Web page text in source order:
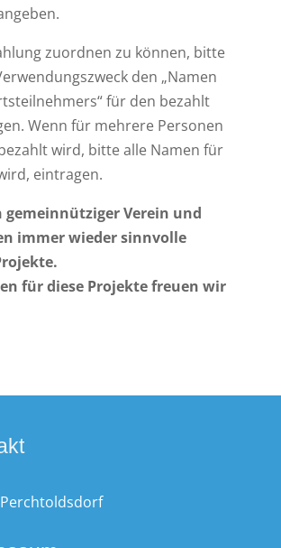
zuordnen zu können, bitte
den „Namen
für den bezahlt
Wenn für mehrere Personen
wird, bitte alle Namen für
eintragen.
gemeinnütziger Verein und
immer wieder sinnvolle
für diese Projekte freuen wir